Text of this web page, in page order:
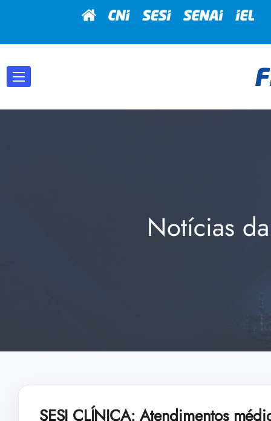
Notícias
SESI CLÍNICA: Atendimentos